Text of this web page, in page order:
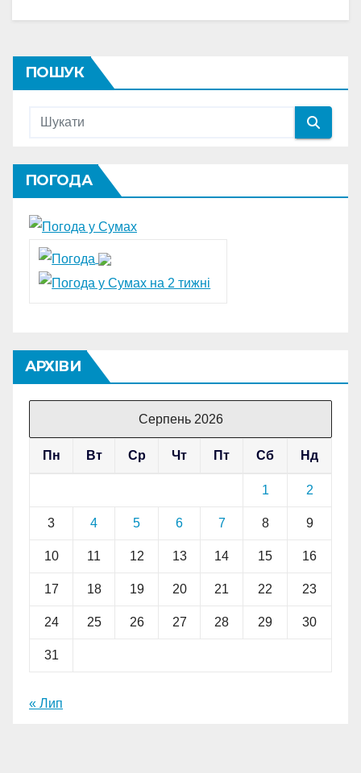
ПОШУК
ПОГОДА
АРХІВИ
Серпень 2026
Пн Вт Ср Чт Пт Сб Нд
1 2
3 4 5 6 7 8 9
10 11 12 13 14 15 16
17 18 19 20 21 22 23
24 25 26 27 28 29 30
31
« Лип